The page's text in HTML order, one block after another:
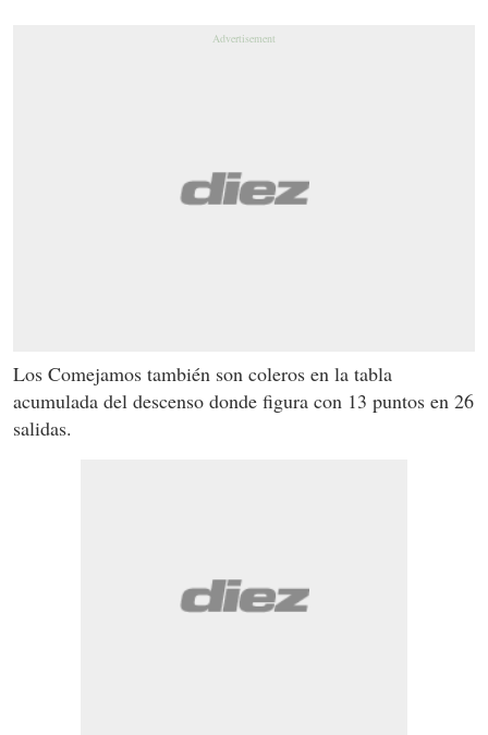
Los Comejamos también son coleros en la tabla
acumulada del descenso donde figura con 13 puntos en 26
salidas.